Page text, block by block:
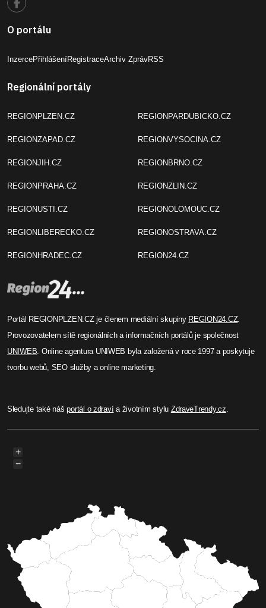
O portálu
InzercePřihlášeníRegistraceArchiv ZprávRSS
Regionální portály
REGIONPLZEN.CZ
REGIONZAPAD.CZ
REGIONJIH.CZ
REGIONPRAHA.CZ
REGIONUSTI.CZ
REGIONLIBERECKO.CZ
REGIONHRADEC.CZ
REGIONPARDUBICKO.CZ
REGIONVYSOCINA.CZ
REGIONBRNO.CZ
REGIONZLIN.CZ
REGIONOLOMOUC.CZ
REGIONOSTRAVA.CZ
REGION24.CZ
Portál REGIONPLZEN.CZ je členem mediální skupiny REGION24.CZ.
Provozovatelem sítě regionálních a informačních portálů je společnost
UNIWEB. Online agentura UNIWEB byla založená v roce 1997 a poskytuje
tvorbu webů, SEO služby a online marketing.
Sledujte také nášportál o zdravía životním stylu ZdraveTrendy.cz.
+
−